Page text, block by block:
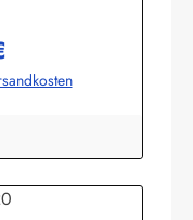
Str. 1226409